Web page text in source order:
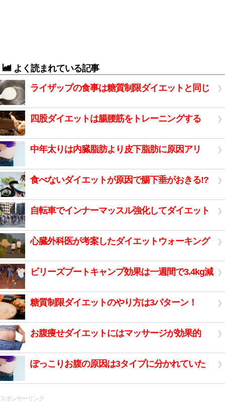
よく読まれている記事
ライザップの食事は糖質制限ダイエットと同じ
四股ダイエットは腸腰筋をトレーニングする
中年太りは内臓脂肪より皮下脂肪に原因アリ
食べないダイエットが原因で腸下垂がおきる!?
自転車でインナーマッスル強化してダイエット
心臓外科医が考案したダイエットウォーキング
ビリーズブートキャンプ効果は一週間で3.4kg減
糖質制限ダイエットのやり方は3パターン！
お腹痩せダイエットにはマッサージが効果的
ぽっこりお腹の原因は3タイプに分かれていた
スポンサーリンク